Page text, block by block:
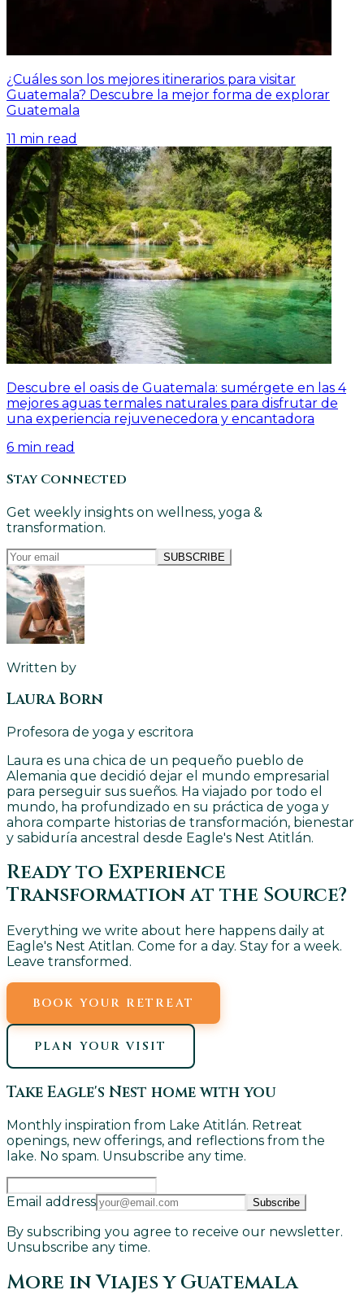
¿Cuáles son los mejores itinerarios para visitar
Guatemala? Descubre la mejor forma de explorar
Guatemala
11 min read
Descubre el oasis de Guatemala: sumérgete en las 4
mejores aguas termales naturales para disfrutar de
una experiencia rejuvenecedora y encantadora
6 min read
Stay Connected
Get weekly insights on wellness, yoga &
transformation.
SUBSCRIBE
Written by
Laura Born
Profesora de yoga y escritora
Laura es una chica de un pequeño pueblo de
Alemania que decidió dejar el mundo empresarial
para perseguir sus sueños. Ha viajado por todo el
mundo, ha profundizado en su práctica de yoga y
ahora comparte historias de transformación, bienestar
y sabiduría ancestral desde Eagle's Nest Atitlán.
Ready to Experience
Transformation at the Source?
Everything we write about here happens daily at
Eagle's Nest Atitlan. Come for a day. Stay for a week.
Leave transformed.
BOOK YOUR RETREAT
PLAN YOUR VISIT
Take Eagle's Nest home with you
Monthly inspiration from Lake Atitlán. Retreat
openings, new offerings, and reflections from the
lake. No spam. Unsubscribe any time.
Email address Subscribe
By subscribing you agree to receive our newsletter.
Unsubscribe any time.
More inViajes y Guatemala